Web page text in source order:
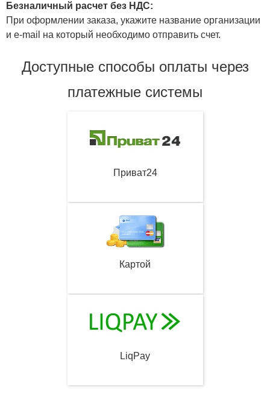
Безналичный расчет без НДС:
При оформлении заказа, укажите название организации
и e-mail на который необходимо отправить счет.
Доступные способы оплаты через
платежные системы
Приват24
Картой
LiqPay